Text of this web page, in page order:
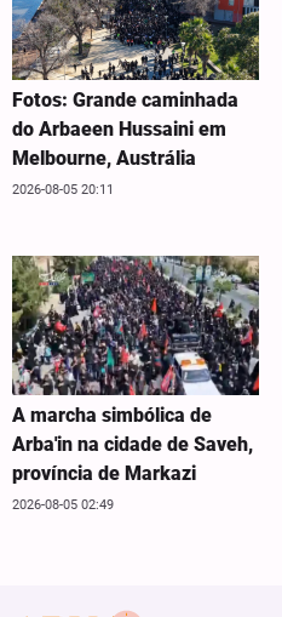
Fotos: Grande caminhada
do Arbaeen Hussaini em
Melbourne, Austrália
2026-08-05 20:11
A marcha simbólica de
Arba'in na cidade de Saveh,
província de Markazi
2026-08-05 02:49